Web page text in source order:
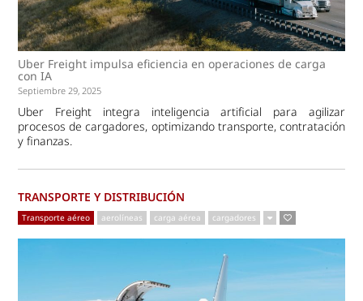
Uber Freight impulsa eficiencia en operaciones de carga
con IA
Septiembre 29, 2025
Uber Freight integra inteligencia artificial para agilizar
procesos de cargadores, optimizando transporte, contratación
y finanzas.
TRANSPORTE Y DISTRIBUCIÓN
Transporte aéreo aerolíneas carga aérea cargadores